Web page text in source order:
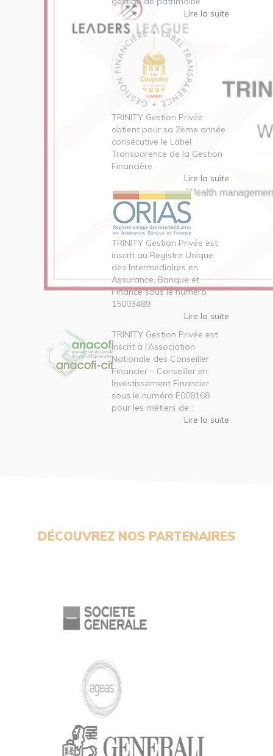
Lire la suite
TRINITY Gestion Privée
obtient pour sa 2ème année
consécutive le Label
Transparence de la Gestion
Financière
Lire la suite
TRINITY Gestion Privée est
inscrit au Registre Unique
des Intermédiaires en
Assurance, Banque et
Finance sous le numéro
15003489
Lire la suite
TRINITY Gestion Privée est
inscrit à l’Association
Nationale des Conseiller
Financier – Conseiller en
Investissement Financier
sous le numéro E008168
pour les métiers de :
Lire la suite
DÉCOUVREZ NOS PARTENAIRES